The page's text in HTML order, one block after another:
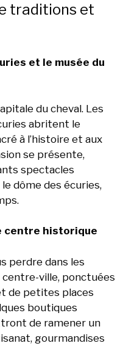
traditions et
et le musée du
du cheval. Les
abritent le
à l’histoire et aux
se présente,
spectacles
dôme des écuries,
centre historique
perdre dans les
ville, ponctuées
de petites places
boutiques
de ramener un
gourmandises